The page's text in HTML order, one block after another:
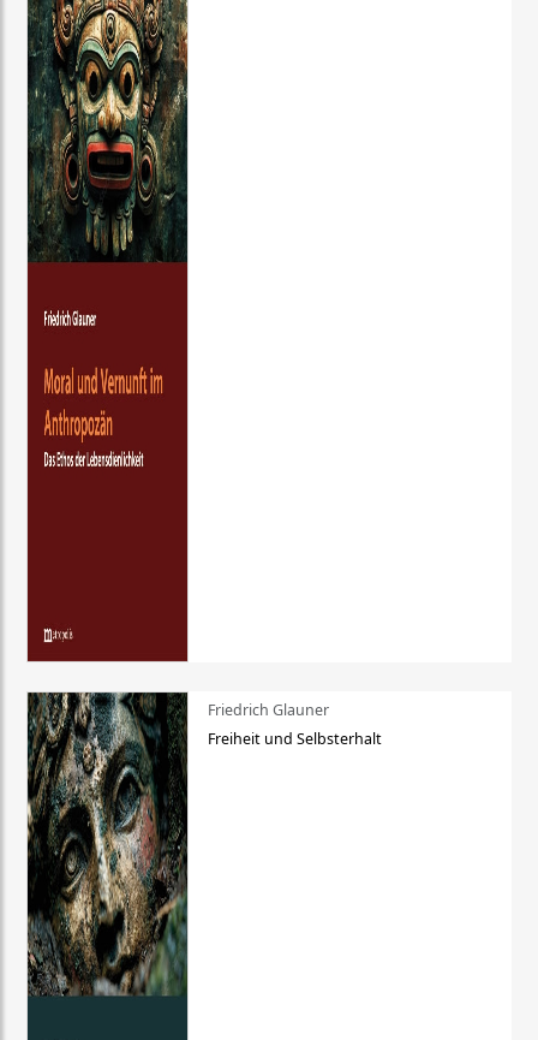
Friedrich Glauner
Freiheit und Selbsterhalt